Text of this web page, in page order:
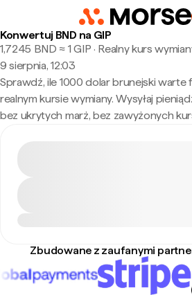
Konwertuj BND na GIP
1,7245 BND ≈ 1 GIP · Realny kurs
9 sierpnia, 12:03
Sprawdź, ile 1000 dolar brunejski warte
realnym kursie wymiany. Wysyłaj
bez ukrytych marż, bez zawyżonych
Zbudowane z zaufanymi